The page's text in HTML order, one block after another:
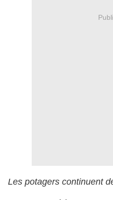
Les potagers continuent